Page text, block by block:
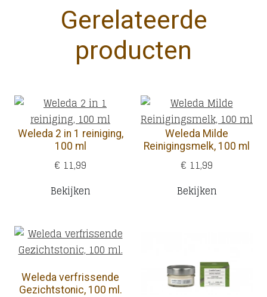
Gerelateerde
producten
Weleda 2 in 1 reiniging,
100 ml
€ 11,99
Bekijken
Weleda Milde
Reinigingsmelk, 100 ml
€ 11,99
Bekijken
Weleda verfrissende
Gezichtstonic, 100 ml.